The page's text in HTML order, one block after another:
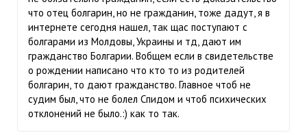
что отец болгарин, но не гражданин, тоже дадут, я в
интернете сегодня нашел, так щас поступают с
болгарами из Молдовы, Украины и тд, дают им
гражданство Болгарии. Вобщем если в свидетельстве
о рождении написано что кто то из родителей
болгарин, то дают гражданство. Главное чтоб не
судим был, что не болел Спидом и чтоб психических
отклонений не было.:) как то так.